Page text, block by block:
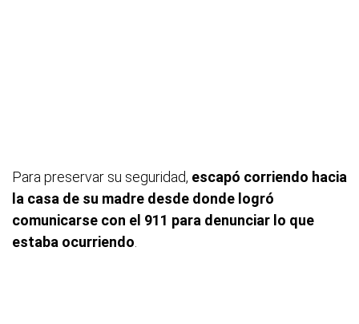
Para preservar su seguridad, escapó corriendo hacia
la casa de su madre desde donde logró
comunicarse con el 911 para denunciar lo que
estaba ocurriendo